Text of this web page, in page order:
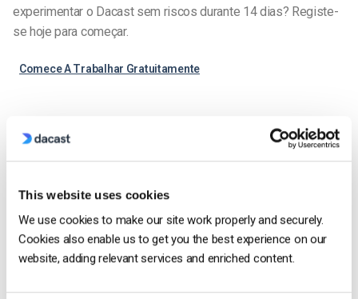
This website uses cookies
We use cookies to make our site work properly and securely.
Cookies also enable us to get you the best experience on our
website, adding relevant services and enriched content.
experimentar o Dacast sem riscos durante 14 dias? Registe-
se hoje para começar.
Comece A Trabalhar Gratuitamente
Samantha Lo
Samantha is a Digital Marketing Specialist
at Dacast. She also has vast experience in
customer service/engagement and is
passionate about digital technologies.